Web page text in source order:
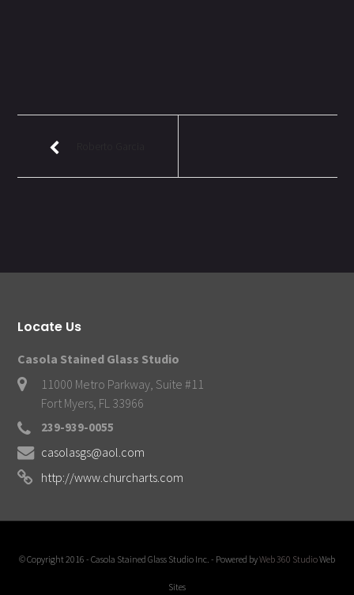
Locate Us
Casola Stained Glass Studio
11000 Metro Parkway, Suite #11
Fort Myers, FL 33966
239-939-0055
casolasgs@aol.com
http://www.churcharts.com
© Copyright 2016 - Casola Stained Glass Studio Inc. - Powered byWeb 360 StudioWeb
Sites